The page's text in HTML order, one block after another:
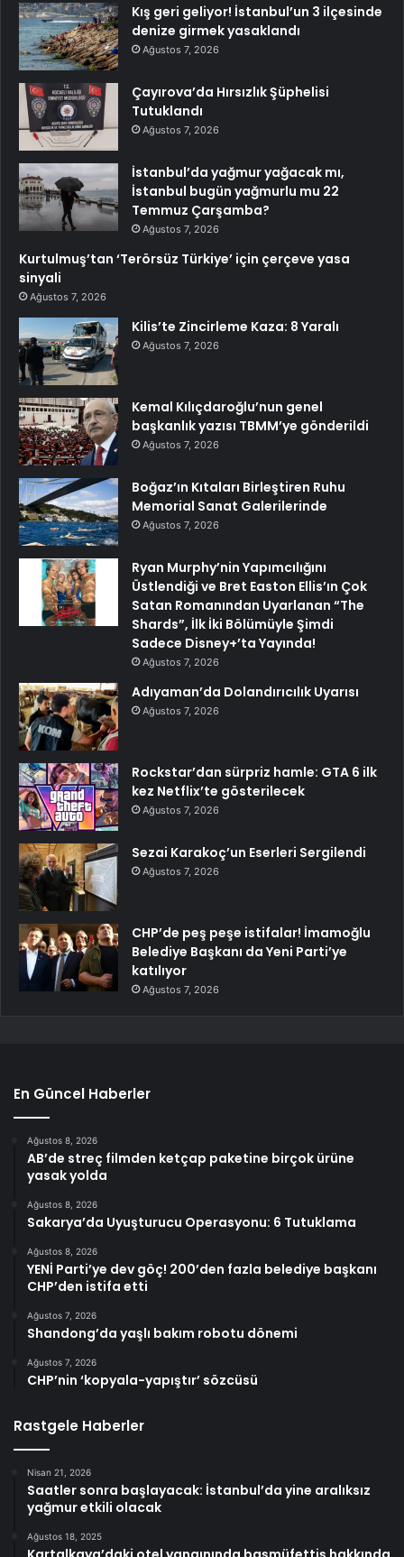
Kış geri geliyor! İstanbul’un 3 ilçesinde
denize girmek yasaklandı
Ağustos 7, 2026
Çayırova’da Hırsızlık Şüphelisi
Tutuklandı
Ağustos 7, 2026
İstanbul’da yağmur yağacak mı,
İstanbul bugün yağmurlu mu 22
Temmuz Çarşamba?
Ağustos 7, 2026
Kurtulmuş’tan ‘Terörsüz Türkiye’ için çerçeve yasa
sinyali
Ağustos 7, 2026
Kilis’te Zincirleme Kaza: 8 Yaralı
Ağustos 7, 2026
Kemal Kılıçdaroğlu’nun genel
başkanlık yazısı TBMM’ye gönderildi
Ağustos 7, 2026
Boğaz’ın Kıtaları Birleştiren Ruhu
Memorial Sanat Galerilerinde
Ağustos 7, 2026
Ryan Murphy’nin Yapımcılığını
Üstlendiği ve Bret Easton Ellis’ın Çok
Satan Romanından Uyarlanan “The
Shards”, İlk İki Bölümüyle Şimdi
Sadece Disney+’ta Yayında!
Ağustos 7, 2026
Adıyaman’da Dolandırıcılık Uyarısı
Ağustos 7, 2026
Rockstar’dan sürpriz hamle: GTA 6 ilk
kez Netflix’te gösterilecek
Ağustos 7, 2026
Sezai Karakoç’un Eserleri Sergilendi
Ağustos 7, 2026
CHP’de peş peşe istifalar! İmamoğlu
Belediye Başkanı da Yeni Parti’ye
katılıyor
Ağustos 7, 2026
En Güncel Haberler
Ağustos 8, 2026
AB’de streç filmden ketçap paketine birçok ürüne
yasak yolda
Ağustos 8, 2026
Sakarya’da Uyuşturucu Operasyonu: 6 Tutuklama
Ağustos 8, 2026
YENİ Parti’ye dev göç! 200’den fazla belediye başkanı
CHP’den istifa etti
Ağustos 7, 2026
Shandong’da yaşlı bakım robotu dönemi
Ağustos 7, 2026
CHP’nin ‘kopyala-yapıştır’ sözcüsü
Rastgele Haberler
Nisan 21, 2026
Saatler sonra başlayacak: İstanbul’da yine aralıksız
yağmur etkili olacak
Ağustos 18, 2025